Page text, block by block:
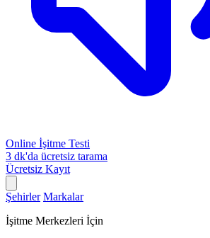
Online İşitme Testi
3 dk'da ücretsiz tarama
Ücretsiz Kayıt
Şehirler Markalar
İşitme Merkezleri İçin